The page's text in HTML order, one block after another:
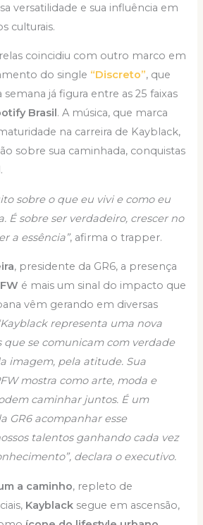
versatilidade e sua influência em
culturais.
coincidiu com outro marco em
do single “Discreto”, que
já figura entre as 25 faixas
Brasil. A música, que marca
na carreira de Kayblack,
sobre sua caminhada, conquistas
sobre o que eu vivi e como eu
É sobre ser verdadeiro, crescer no
a essência”, afirma o trapper.
, presidente da GR6, a presença
é mais um sinal do impacto que
vêm gerando em diversas
representa uma nova
que se comunicam com verdade
imagem, pela atitude. Sua
mostra como arte, moda e
caminhar juntos. É um
GR6 acompanhar esse
talentos ganhando cada vez
declara o executivo.
a caminho, repleto de
Kayblack segue em ascensão,